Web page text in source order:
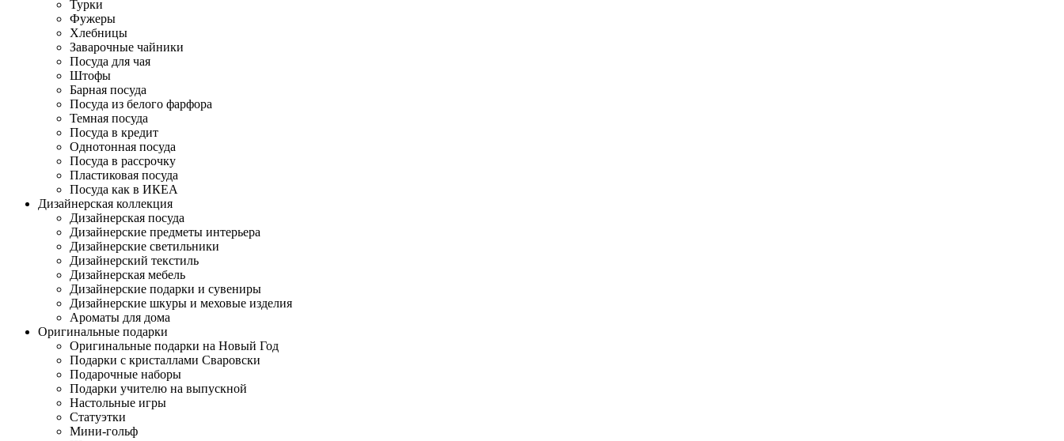
Турки
Фужеры
Хлебницы
Заварочные чайники
Посуда для чая
Штофы
Барная посуда
Посуда из белого фарфора
Темная посуда
Посуда в кредит
Однотонная посуда
Посуда в рассрочку
Пластиковая посуда
Посуда как в ИКЕА
Дизайнерская коллекция
Дизайнерская посуда
Дизайнерские предметы интерьера
Дизайнерские светильники
Дизайнерский текстиль
Дизайнерская мебель
Дизайнерские подарки и сувениры
Дизайнерские шкуры и меховые изделия
Ароматы для дома
Оригинальные подарки
Оригинальные подарки на Новый Год
Подарки с кристаллами Сваровски
Подарочные наборы
Подарки учителю на выпускной
Настольные игры
Статуэтки
Мини-гольф